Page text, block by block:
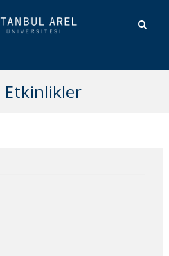
Etkinlikler